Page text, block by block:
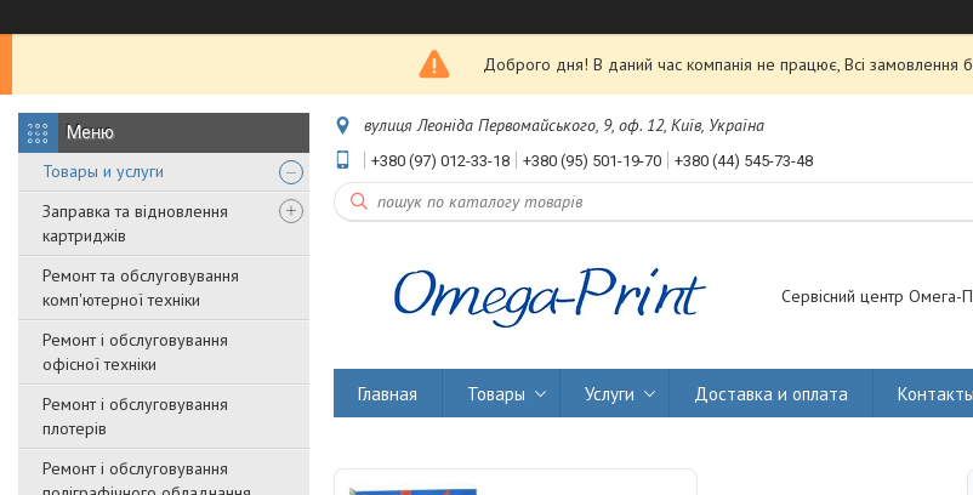
Доброго дня! В даний час компанія не працює, Всі замовлення
Товары и услуги
Заправка та відновлення
картриджів
Ремонт та обслуговування
комп'ютерної техніки
Ремонт і обслуговування
офісної техніки
Ремонт і обслуговування
плотерів
Ремонт і обслуговування
вулиця Леоніда Первомайського, 9, оф. 12, Київ, Україна
+380 (97) 012-33-18 +380 (95) 501-19-70 +380 (44) 545-73-48
Сервісний центр Омега-
Главная Товары Услуги Доставка и оплата Контакты